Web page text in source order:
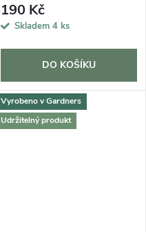
190 Kč
Skladem 4 ks
DO KOŠÍKU
Vyrobeno v Gardners
Udržitelný produkt